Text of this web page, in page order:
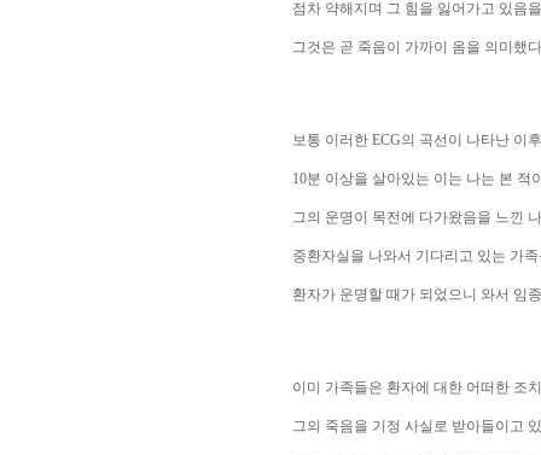
점차 약해지며 그 힘을 잃어가고 있음
그것은 곧 죽음이 가까이 옴을 의미했
보통 이러한 ECG의 곡선이 나타난 이후
10분 이상을 살아있는 이는 나는 본 적
그의 운명이 목전에 다가왔음을 느낀
중환자실을 나와서 기다리고 있는 가
환자가 운명할 때가 되었으니 와서 임
이미 가족들은 환자에 대한 어떠한 조
그의 죽음을 기정 사실로 받아들이고